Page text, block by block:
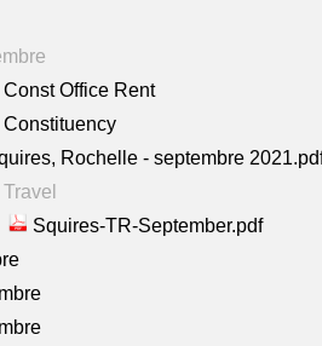
Const Office Rent
Constituency
Rochelle - septembre
Travel
Squires-TR-September.pdf